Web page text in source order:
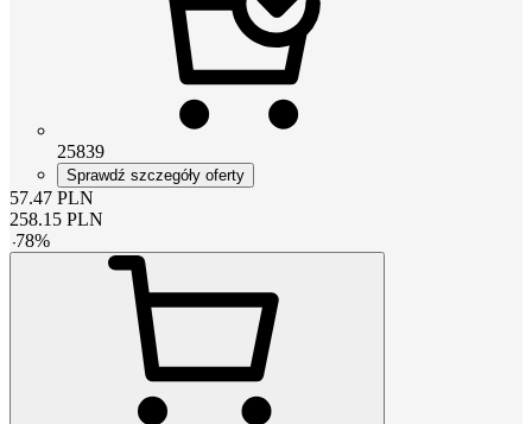
25839
Sprawdź szczegóły oferty
57.47 PLN
258.15 PLN
-78%